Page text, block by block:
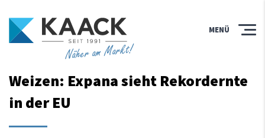
Näher am Markt!
MENÜ
Weizen: Expana sieht Rekordernte
in der EU